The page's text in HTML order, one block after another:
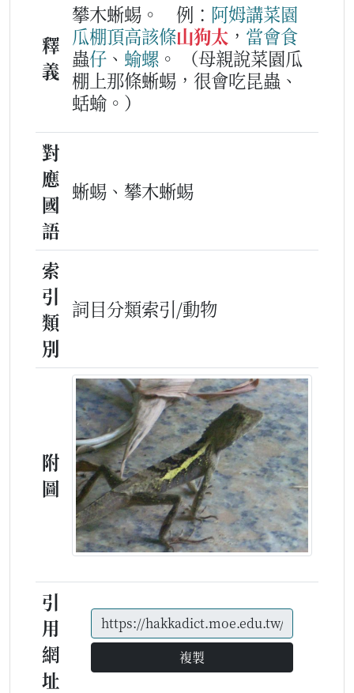
釋
義
攀木蜥蜴。 例： 阿姆講菜園
瓜棚頂高該條山狗太 ， 當會食
蟲仔 、 蝓螺 。
（母親說菜園瓜
棚上那條蜥蜴，很會吃昆蟲、
蛞蝓。）
對
應
國
語
蜥蜴、攀木蜥蜴
索
引
類
別
詞目分類索引/動物
附
圖
引
用
網
址
複製